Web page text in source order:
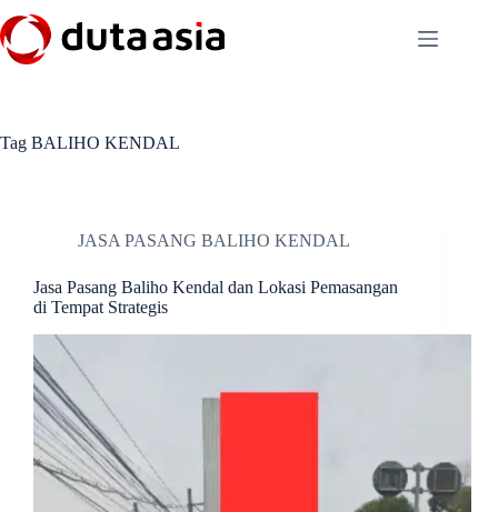
to
content
Tag BALIHO KENDAL
JASA PASANG BALIHO KENDAL
Jasa Pasang Baliho Kendal dan Lokasi Pemasangan
di Tempat Strategis